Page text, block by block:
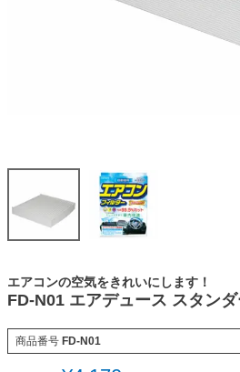
エアコンの空気をきれいにします！
FD-N01 エアデュース スタン
商品番号 FD-N01